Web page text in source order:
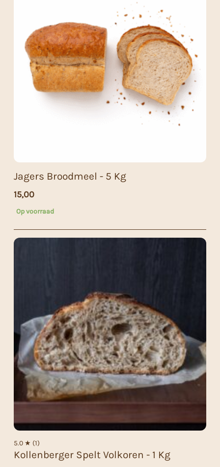
Jagers Broodmeel - 5 Kg
15,00
Op voorraad
5.0 ★ (1)
Kollenberger Spelt Volkoren - 1 Kg